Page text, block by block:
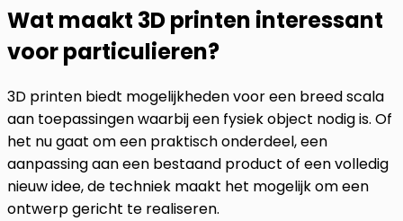
Wat maakt 3D printen interessant
voor particulieren?
3D printen biedt mogelijkheden voor een breed scala
aan toepassingen waarbij een fysiek object nodig is. Of
het nu gaat om een praktisch onderdeel, een
aanpassing aan een bestaand product of een volledig
nieuw idee, de techniek maakt het mogelijk om een
ontwerp gericht te realiseren.